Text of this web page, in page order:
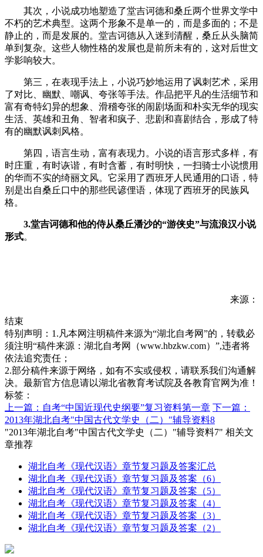
其次，小说成功地塑造了堂吉诃德和桑丘两个世界文学中
不朽的艺术典型。这两个形象不是单一的，而是多面的；不是
静止的，而是发展的。堂吉诃德从入迷到清醒，桑丘从头脑简
单到复杂。这些人物性格的发展也是前所未有的，这对后世文
学影响较大。
第三，在表现手法上，小说巧妙地运用了讽刺艺术，采用
了对比、幽默、嘲讽、夸张等手法。作品把平凡的生活细节和
富有奇特幻异的想象、滑稽夸张的闹剧场面和朴实无华的现实
生活、英雄和丑角、智者和疯子、悲剧和喜剧结合，形成了特
有的幽默讽刺风格。
第四，语言生动，富有表现力。小说的语言形式多样，有
时庄重，有时诙谐，有时含蓄，有时明快，一扫骑士小说惯用
的华而不实的绮丽文风。它采用了西班牙人民通用的口语，特
别是出自桑丘口中的那些民谚俚语，体现了西班牙的民族风
格。
3.堂吉诃德和他的侍从桑丘潘沙的“游侠史”与流浪汉小说
形式。
来源：
结束
特别声明：1.凡本网注明稿件来源为“湖北自考网”的，转载必
须注明“稿件来源：湖北自考网（www.hbzkw.com）”,违者将
依法追究责任；
2.部分稿件来源于网络，如有不实或侵权，请联系我们沟通解
决。最新官方信息请以湖北省教育考试院及各教育官网为准！
标签：
上一篇：自考“中国近现代史纲要”复习资料第一章 下一篇：
2013年湖北自考"中国古代文学史（二）"辅导资料8
"2013年湖北自考"中国古代文学史（二）"辅导资料7" 相关文
章推荐
湖北自考《现代汉语》章节复习题及答案汇总
湖北自考《现代汉语》章节复习题及答案（6）
湖北自考《现代汉语》章节复习题及答案（5）
湖北自考《现代汉语》章节复习题及答案（4）
湖北自考《现代汉语》章节复习题及答案（3）
湖北自考《现代汉语》章节复习题及答案（2）